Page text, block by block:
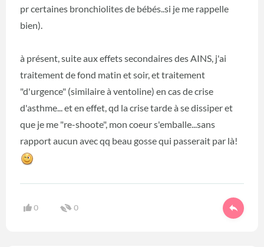
pr certaines bronchiolites de bébés..si je me rappelle
bien).
à présent, suite aux effets secondaires des AINS, j'ai
traitement de fond matin et soir, et traitement
"d'urgence" (similaire à ventoline) en cas de crise
d'asthme... et en effet, qd la crise tarde à se dissiper et
que je me "re-shoote", mon coeur s'emballe...sans
rapport aucun avec qq beau gosse qui passerait par là!
0 0